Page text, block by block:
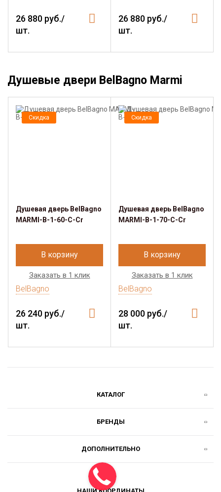
26 880 руб./
шт.
26 880 руб./
шт.
Душевые двери BelBagno Marmi
Скидка
Душевая дверь BelBagno
MARMI-B-1-60-C-Cr
В корзину
Заказать в 1 клик
BelBagno
26 240 руб./
шт.
Скидка
Душевая дверь BelBagno
MARMI-B-1-70-C-Cr
В корзину
Заказать в 1 клик
BelBagno
28 000 руб./
шт.
КАТАЛОГ
БРЕНДЫ
ДОПОЛНИТЕЛЬНО